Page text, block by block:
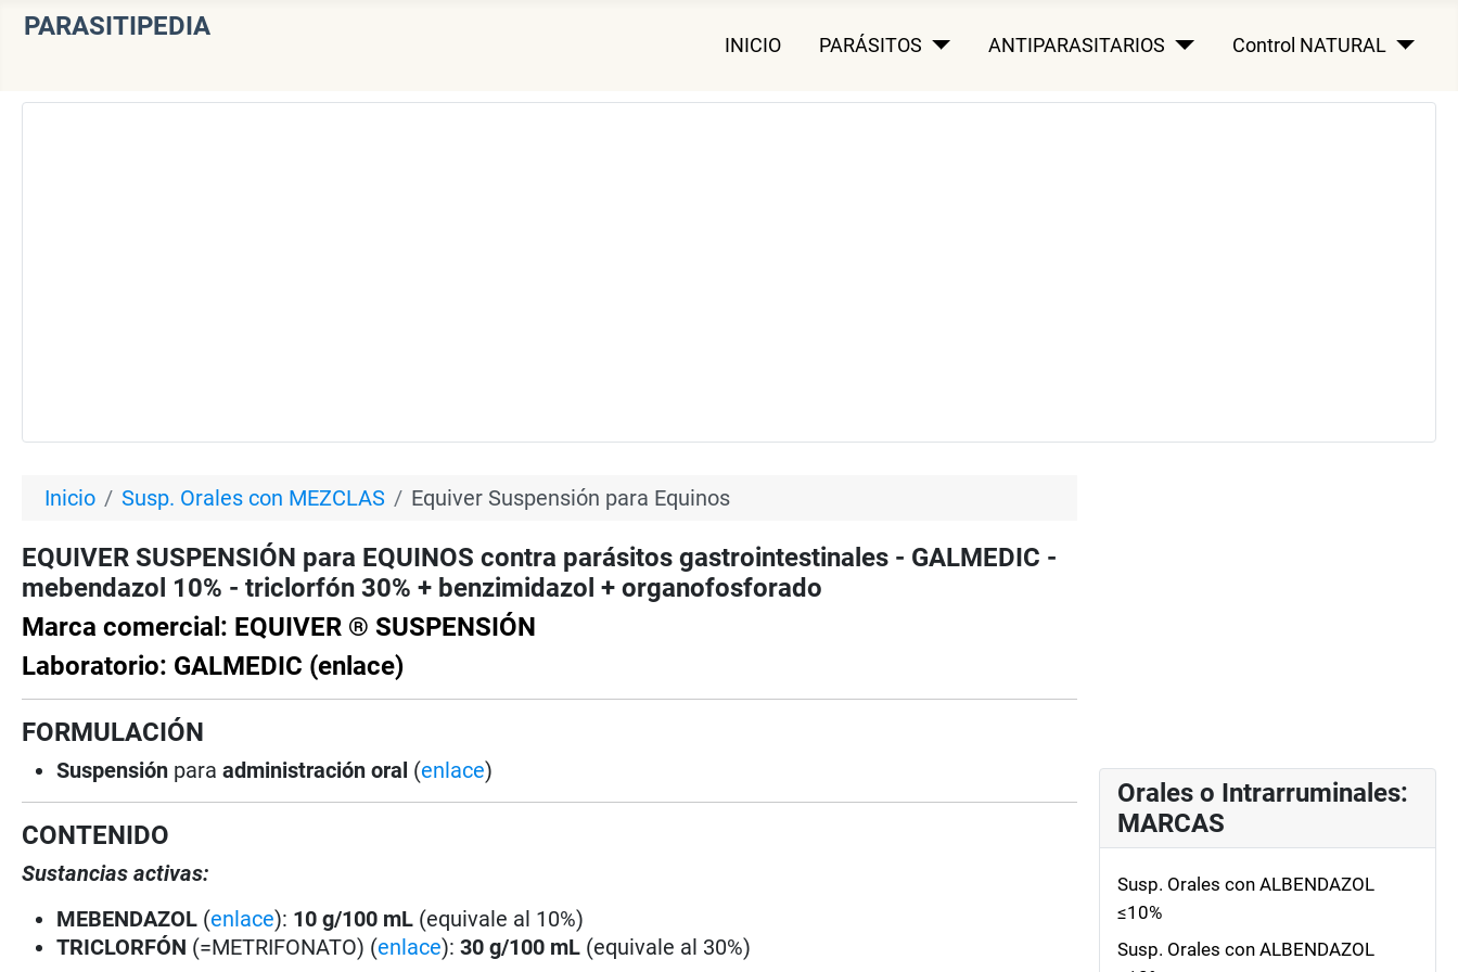
PARASITIPEDIA
INICIO PARÁSITOS ANTIPARASITARIOS Control NATURAL
Inicio Susp. Orales con MEZCLAS Equiver Suspensión para Equinos
EQUIVER SUSPENSIÓN para EQUINOS contra parásitos gastrointestinales - GALMEDIC -
mebendazol 10% - triclorfón 30% + benzimidazol + organofosforado
Marca comercial: EQUIVER ® SUSPENSIÓN
Laboratorio: GALMEDIC (enlace)
FORMULACIÓN
Suspensión paraadministración oral (enlace)
CONTENIDO
Sustancias activas:
MEBENDAZOL (enlace): 10 g/100 mL (equivale al 10%)
TRICLORFÓN (=METRIFONATO) (enlace):30 g/100 mL (equivale al 30%)
Orales o Intrarruminales:
MARCAS
Susp. Orales con ALBENDAZOL
≤10%
Susp. Orales con ALBENDAZOL